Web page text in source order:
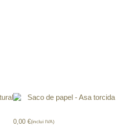
0,00 €(inclui IVA)